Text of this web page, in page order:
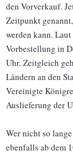
den Vorverkauf.
Zeitpunkt
werden kann.
Vorbestellung in
Uhr. Zeitgleich
Ländern an den
Vereinigte
Auslieferung der
Wer nicht so
ebenfalls ab dem